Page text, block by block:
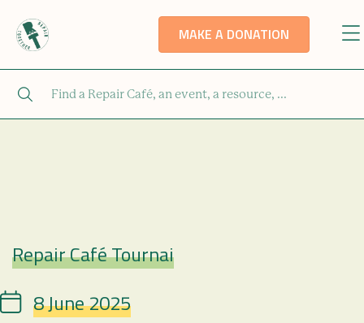
MAKE A DONATION
Repair Café
Repair Café Tournai
Date 8 June 2025